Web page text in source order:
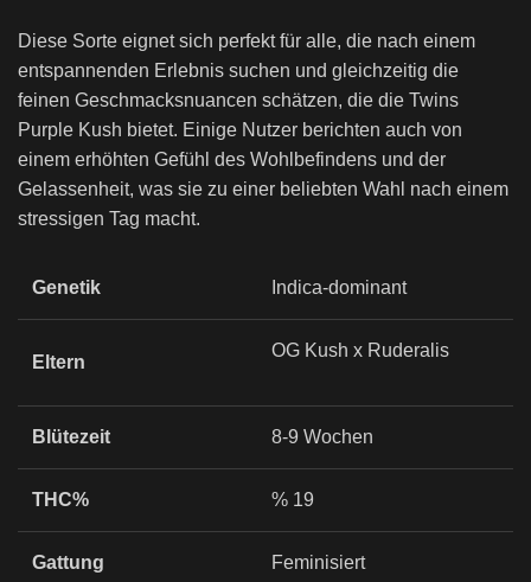
Diese Sorte eignet sich perfekt für alle, die nach einem
entspannenden Erlebnis suchen und gleichzeitig die
feinen Geschmacksnuancen schätzen, die die Twins
Purple Kush bietet. Einige Nutzer berichten auch von
einem erhöhten Gefühl des Wohlbefindens und der
Gelassenheit, was sie zu einer beliebten Wahl nach einem
stressigen Tag macht.
Genetik Indica-dominant
Eltern
OG Kush x Ruderalis
Blütezeit 8-9 Wochen
THC% % 19
Gattung Feminisiert